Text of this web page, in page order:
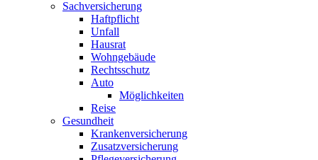
Sachversicherung
Haftpflicht
Unfall
Hausrat
Wohngebäude
Rechtsschutz
Auto
Möglichkeiten
Reise
Gesundheit
Krankenversicherung
Zusatzversicherung